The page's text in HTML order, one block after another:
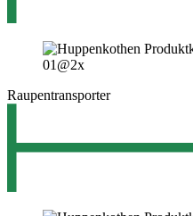
Raupentransporter